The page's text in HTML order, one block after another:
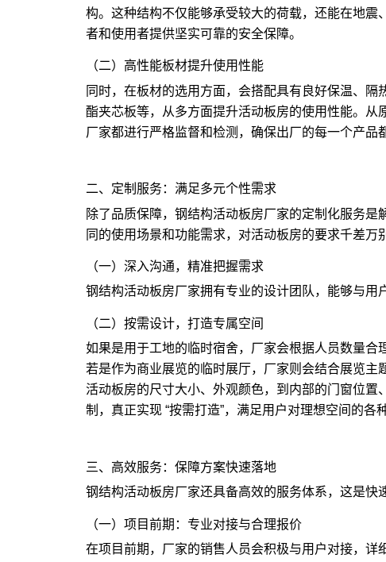
构。这种结构不仅能够承受较大的荷载，还能在地
者和使用者提供坚实可靠的安全保障。
（二）高性能板材提升使用性能
同时，在板材的选用方面，会搭配具有良好保温、
酯夹芯板等，从多方面提升活动板房的使用性能。从
厂家都进行严格监督和检测，确保出厂的每一个产品
二、定制服务：满足多元个性需求
除了品质保障，钢结构活动板房厂家的定制化服务
同的使用场景和功能需求，对活动板房的要求千差万
（一）深入沟通，精准把握需求
钢结构活动板房厂家拥有专业的设计团队，能够与用
（二）按需设计，打造专属空间
如果是用于工地的临时宿舍，厂家会根据人员数量合
若是作为商业展览的临时展厅，厂家则会结合展览
活动板房的尺寸大小、外观颜色，到内部的门窗位
制，真正实现 “按需打造”，满足用户对理想空间的各
三、高效服务：保障方案快速落地
钢结构活动板房厂家还具备高效的服务体系，这是快
（一）项目前期：专业对接与合理报价
在项目前期，厂家的销售人员会积极与用户对接，